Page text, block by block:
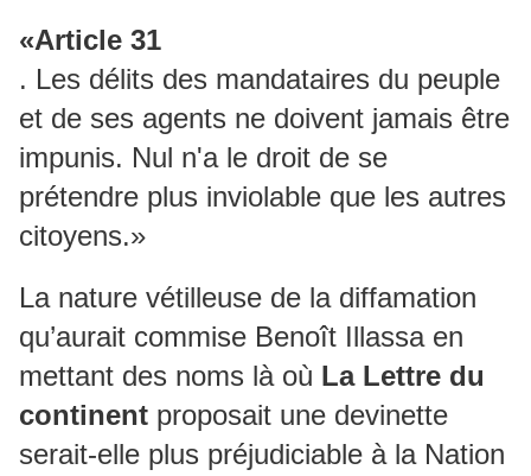
«Article 31
. Les délits des mandataires du peuple
et de ses agents ne doivent jamais être
impunis. Nul n'a le droit de se
prétendre plus inviolable que les autres
citoyens.»
La nature vétilleuse de la diffamation
qu’aurait commise Benoît Illassa en
mettant des noms là où La Lettre du
continent proposait une devinette
serait-elle plus préjudiciable à la Nation